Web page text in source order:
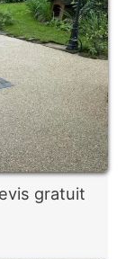
gratuit